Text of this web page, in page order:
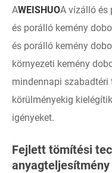
AWEISHUOA vízálló és
és porálló kemény
és porálló kemény
környezeti kemény
mindennapi szabadtéri
körülményekig
igényeket.
Fejlett tömítési
anyagteljesítmény